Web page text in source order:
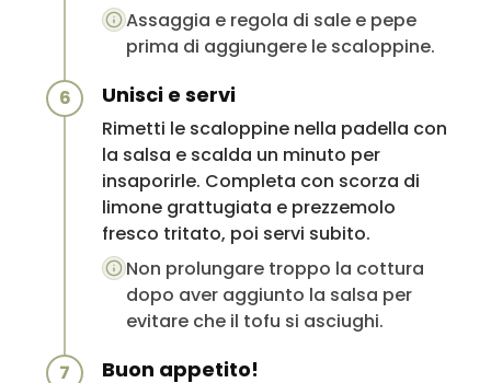
Assaggia e regola di sale e pepe
prima di aggiungere le scaloppine.
6 Unisci e servi
Rimetti le scaloppine nella padella con
la salsa e scalda un minuto per
insaporirle. Completa con scorza di
limone grattugiata e prezzemolo
fresco tritato, poi servi subito.
Non prolungare troppo la cottura
dopo aver aggiunto la salsa per
evitare che il tofu si asciughi.
7 Buon appetito!